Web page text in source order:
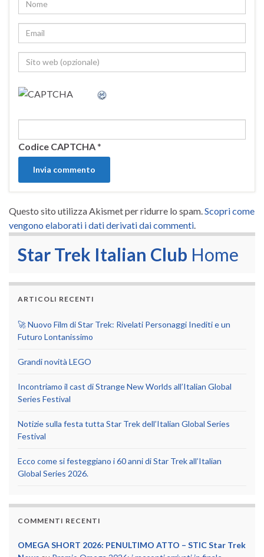
Codice CAPTCHA*
Questo sito utilizza Akismet per ridurre lo spam. Scopri come
vengono elaborati i dati derivati dai commenti
Star Trek Italian Club Home
ARTICOLI RECENTI
🚀 Nuovo Film di Star Trek: Rivelati Personaggi Inediti e un
Futuro Lontanissimo
Grandi novità LEGO
Incontriamo il cast di Strange New Worlds all’Italian Global
Series Festival
Notizie sulla festa tutta Star Trek dell’Italian Global Series
Festival
Ecco come si festeggiano i 60 anni di Star Trek all’Italian
Global Series 2026.
COMMENTI RECENTI
OMEGA SHORT 2026: PENULTIMO ATTO – STIC Star Trek